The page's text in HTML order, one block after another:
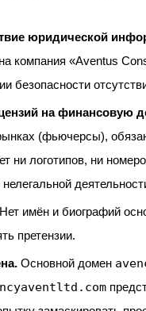
юридической
компания «Aventus
безопасности
на финансовую
(фьючерсы),
ни логотипов, ни
Нет имён и биографий
претензии.
Основной домен